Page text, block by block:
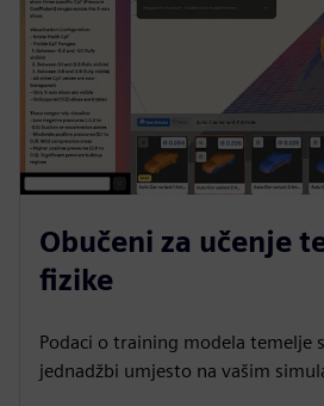
Obučeni za učenje
fizike
Podaci o training modela temelje
jednadžbi umjesto na vašim